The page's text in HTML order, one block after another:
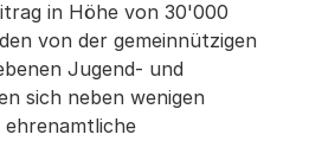
in Höhe von 30'000
von der gemeinnützigen
Jugend- und
sich neben wenigen